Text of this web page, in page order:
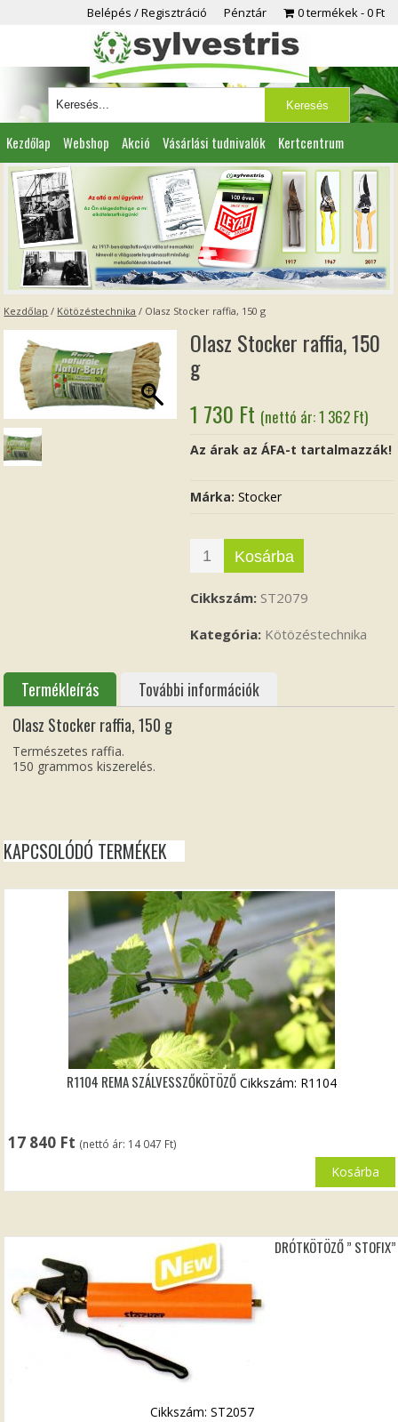
Belépés / Regisztráció Pénztár 0 termékek 0 Ft
Kezdőlap Webshop Akció Vásárlási tudnivalók Kertcentrum
Viszonteladóknak Partnereink Kapcsolat
Kezdőlap / Kötözéstechnika / Olasz Stocker raffia, 150 g
Olasz Stocker raffia, 150
g
1 730 Ft (nettó ár:1 362 Ft)
Az árak az ÁFA-t tartalmazzák!
Márka:Stocker
Kosárba
Cikkszám: ST2079
Kategória: Kötözéstechnika
Termékleírás
További információk
Olasz Stocker raffia, 150 g
Természetes raffia.
150 grammos kiszerelés.
KAPCSOLÓDÓ TERMÉKEK
R1104 REMA SZÁLVESSZŐKÖTÖZŐ
17 840 Ft (nettó ár: 14 047 Ft)
Cikkszám: R1104
Kosárba
DRÓTKÖTÖZŐ ” STOFIX”
Cikkszám: ST2057